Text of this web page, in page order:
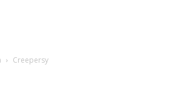
Creepersy